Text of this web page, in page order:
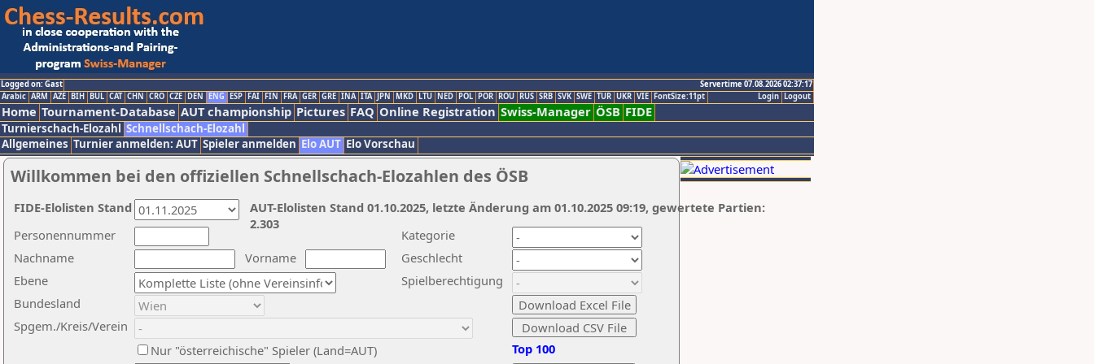
Logged on: Gast
Servertime 07.08.2026 02:37:17
Logout
Login
Arabic ARM AZE BIH BUL CAT CHN CRO CZE DEN ENG ESP FAI FIN FRA GER GRE INA ITA JPN MKD LTU NED POL POR ROU RUS SRB SVK SWE TUR UKR VIE FontSize:11pt
Home Tournament-Database AUT championship Pictures FAQ Online Registration Swiss-Manager ÖSB FIDE
Turnierschach-Elozahl Schnellschach-Elozahl
Allgemeines Turnier anmelden: AUT Spieler anmelden Elo AUT Elo Vorschau
Willkommen bei den offiziellen Schnellschach-Elozahlen des ÖSB
Nachname
Vorname
Ebene
Kategorie
Personennummer
Bundesland
Spgem./Kreis/Verein
Geschlecht
Nur "österreichische" Spieler (Land=AUT)
Spielberechtigung
Top 100
AUT-Elolisten Stand 01.10.2025, letzte Änderung am 01.10.2025 09:19, gewertete Partien:
2.303
FIDE-Elolisten Stand